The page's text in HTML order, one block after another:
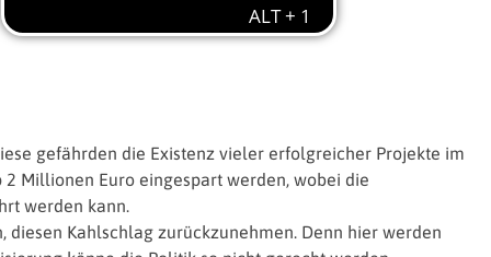
gefährden die Existenz vieler erfolgreicher Projekte im
Millionen Euro eingespart werden, wobei die
werden kann.
Kahlschlag zurückzunehmen. Denn hier werden